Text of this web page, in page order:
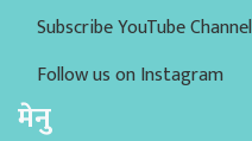
Subscribe YouTube Channel
Follow us on Instagram
मेनु